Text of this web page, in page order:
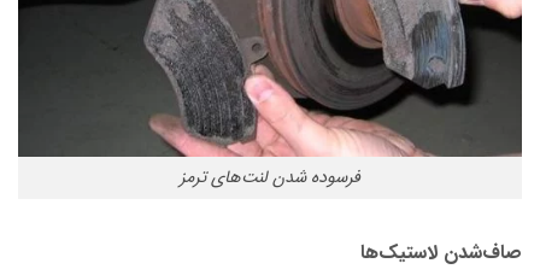
فرسوده شدن لنت‌های ترمز
صاف‌شدن لاستیک‌ها